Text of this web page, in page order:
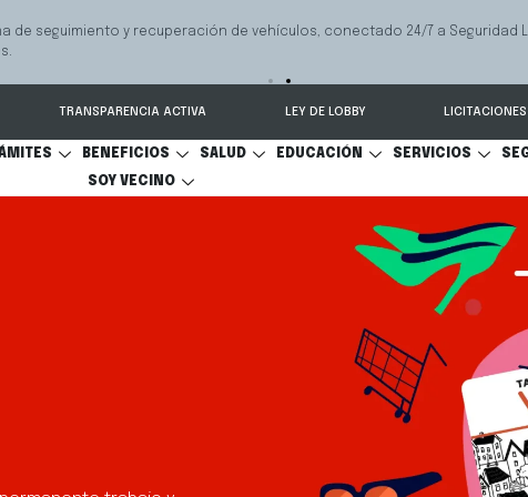
de seguimiento y recuperación de vehículos, conectado 24/7 a Seguridad
TRANSPARENCIA ACTIVA LEY DE LOBBY LICITACIONES
BENEFICIOS SALUD EDUCACIÓN SERVICIOS
SOY VECINO